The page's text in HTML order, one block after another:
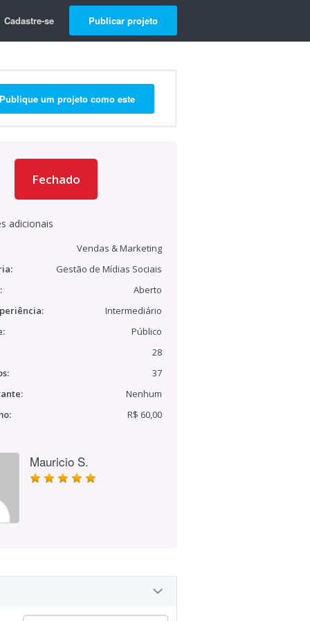
Cadastre-se Publicar projeto
Publique um projeto como este
Fechado
adicionais
Vendas & Marketing
Gestão de Mídias Sociais
Aberto
Intermediário
Público
28
37
Nenhum
R$ 60,00
Mauricio S.